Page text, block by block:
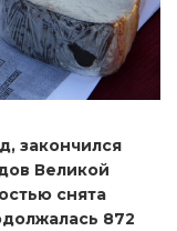
закончился
Великой
снята
872